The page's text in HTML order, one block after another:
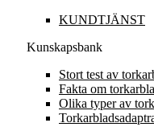
KUNDTJÄNST
Kunskapsbank
Stort test av
Fakta om
Olika typer av